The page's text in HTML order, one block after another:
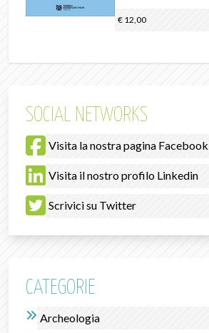
€ 12,00
SOCIAL NETWORKS
Visita la nostra pagina Facebook
Visita il nostro profilo Linkedin
Scrivici su Twitter
CATEGORIE
Archeologia